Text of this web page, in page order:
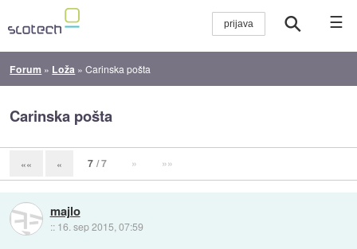
☰
Forum » Loža »Carinska pošta
Carinska pošta
«« « 7 / 7 » »»
majlo
:: 16. sep 2015, 07:59